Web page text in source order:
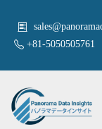
+81-5050505761